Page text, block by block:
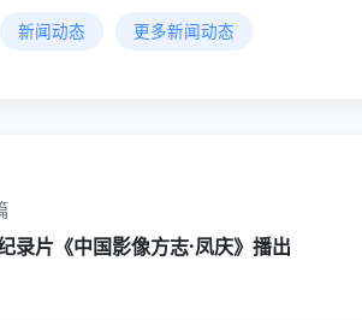
新闻动态 更多新闻动态
录片《中国影像方志·凤庆》播出